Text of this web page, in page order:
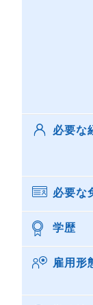
必要な
必要な
学歴
雇用形